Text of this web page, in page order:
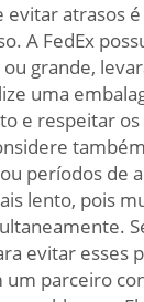
evitar atrasos
A FedEx
grande,
uma
e respeitar
períodos de
lento, pois
evitar esses
parceiro